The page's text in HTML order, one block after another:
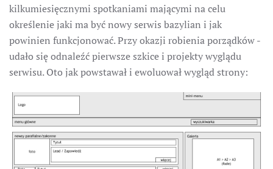
kilkumiesięcznymi spotkaniami mającymi na celu
określenie jaki ma być nowy serwis bazylian i jak
powinien funkcjonować. Przy okazji robienia porządków -
udało się odnaleźć pierwsze szkice i projekty wyglądu
serwisu. Oto jak powstawał i ewoluował wygląd strony: